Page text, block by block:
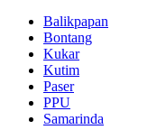
Balikpapan
Bontang
Kukar
Kutim
Paser
PPU
Samarinda